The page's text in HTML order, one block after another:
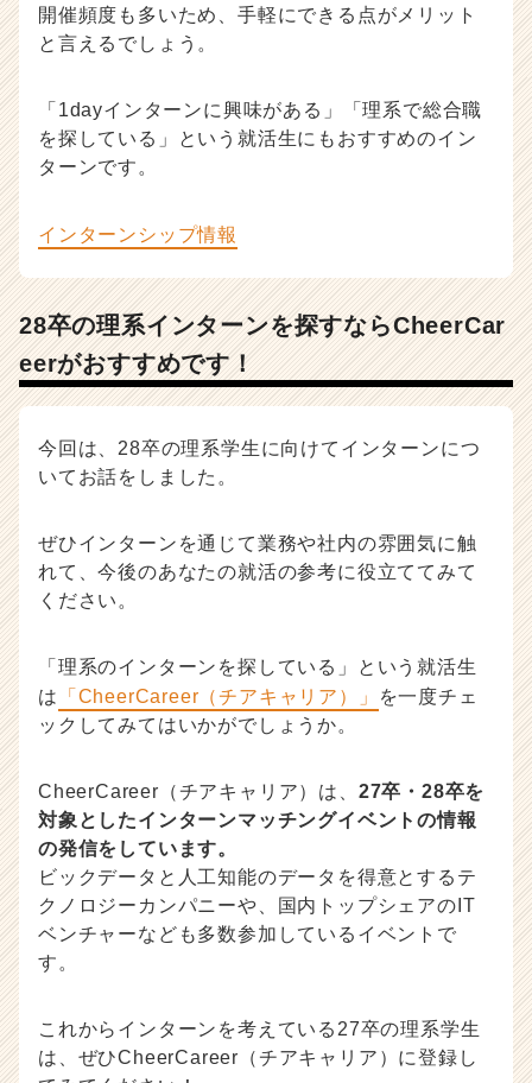
開催頻度も多いため、手軽にできる点がメリット
と言えるでしょう。
「1dayインターンに興味がある」「理系で総合職
を探している」という就活生にもおすすめのイン
ターンです。
インターンシップ情報
28卒の理系インターンを探すならCheerCar
eerがおすすめです！
今回は、28卒の理系学生に向けてインターンにつ
いてお話をしました。
ぜひインターンを通じて業務や社内の雰囲気に触
れて、今後のあなたの就活の参考に役立ててみて
ください。
「理系のインターンを探している」という就活生
は
「CheerCareer（チアキャリア）」
を一度チェ
ックしてみてはいかがでしょうか。
CheerCareer（チアキャリア）は、 27卒・28卒を
対象としたインターンマッチングイベントの情報
の発信をしています。
ビックデータと人工知能のデータを得意とするテ
クノロジーカンパニーや、国内トップシェアのIT
ベンチャーなども多数参加しているイベントで
す。
これからインターンを考えている27卒の理系学生
は、ぜひCheerCareer（チアキャリア）に登録し